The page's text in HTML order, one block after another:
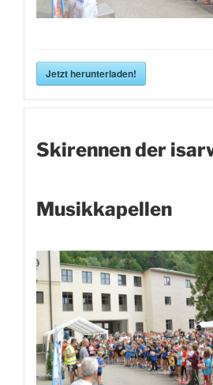
Jetzt herunterladen!
Skirennen der
Musikkapellen